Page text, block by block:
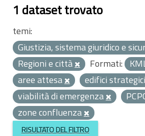
1 dataset trovato
temi:
Giustizia, sistema giuridico e
Regioni e città
Formati:
aree attesa
edifici strategici
viabilità di emergenza
zone confluenza
RISULTATO DEL FILTRO